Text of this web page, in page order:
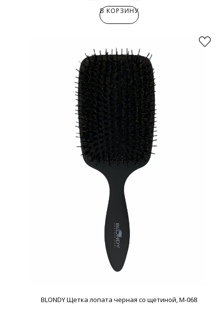
В КОРЗИНУ
BLONDY Щетка лопата черная со щетиной, M-068